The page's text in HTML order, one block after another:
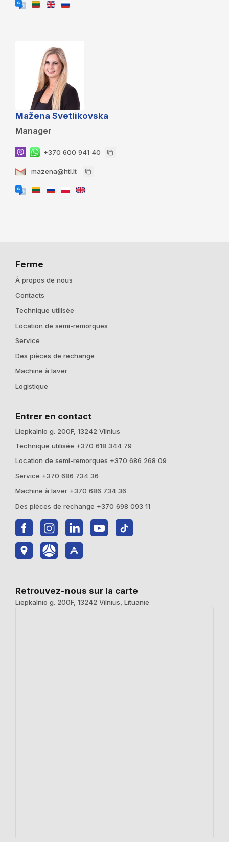
Mažena Svetlikovska
Manager
+370 600 941 40
mazena@htl.lt
Ferme
À propos de nous
Contacts
Technique utilisée
Location de semi-remorques
Service
Des pièces de rechange
Machine à laver
Logistique
Entrer en contact
Liepkalnio g. 200F, 13242 Vilnius
Technique utilisée +370 618 344 79
Location de semi-remorques +370 686 268 09
Service +370 686 734 36
Machine à laver +370 686 734 36
Des pièces de rechange +370 698 093 11
Retrouvez-nous sur la carte
Liepkalnio g. 200F, 13242 Vilnius, Lituanie